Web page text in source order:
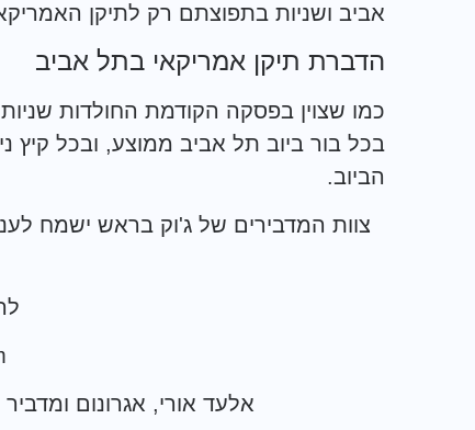
אביב ושניות בתפוצתם רק לתיקן
הדברת תיקן אמריקאי בתל אביב
כמו שצוין בפסקה הקודמת החולדות
בכל בור ביוב תל אביב ממוצע, ובכל
הביוב.
צוות המדבירים של ג'וק בראש ישמח
אלעד אורי, אגרונום